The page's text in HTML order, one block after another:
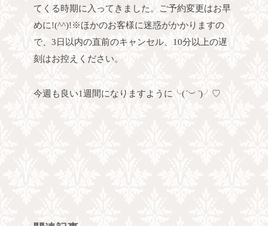
てくる時期に入ってきました。
ご予約変更はお早
めに!(^^)!※ほかのお客様に迷惑がかかりますの
で、3日以内の直前のキャンセル、10分以上の遅
刻はお控えください。
今週も良い1週間になりますように ╰(´︶ `)╯♡